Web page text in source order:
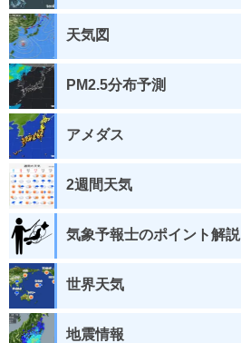
天気図
PM2.5分布予測
アメダス
2週間天気
気象予報士のポイント解説
世界天気
地震情報